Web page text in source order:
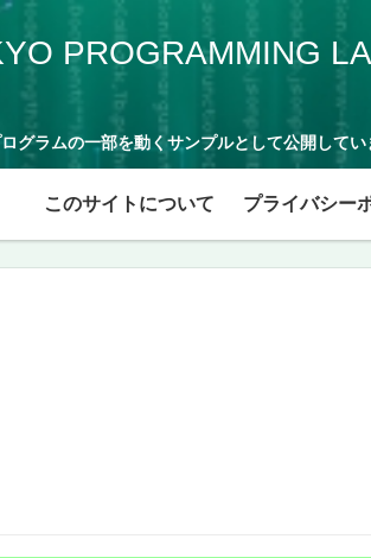
PROGRAMMING
グラムの一部を動くサンプルとして公開してい
このサイトについて プライバシー